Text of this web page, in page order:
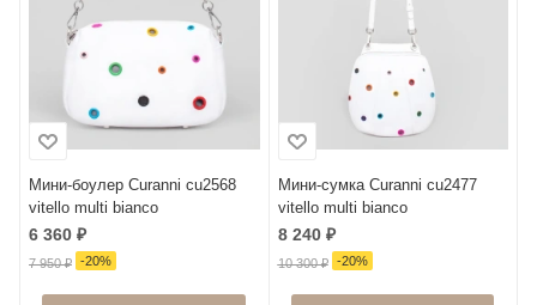
Мини-боулер Curanni cu2568
vitello multi bianco
6 360 ₽
7 950₽ -20%
Мини-сумка Curanni cu2477
vitello multi bianco
8 240₽
10 300₽ -20%